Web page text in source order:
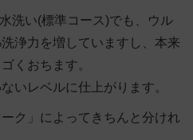
洗い(標準コース)でも、ウル
浄力を増していますし、本来
くおちます。
いレベルに仕上がります。
ク」によってきちんと分けれ